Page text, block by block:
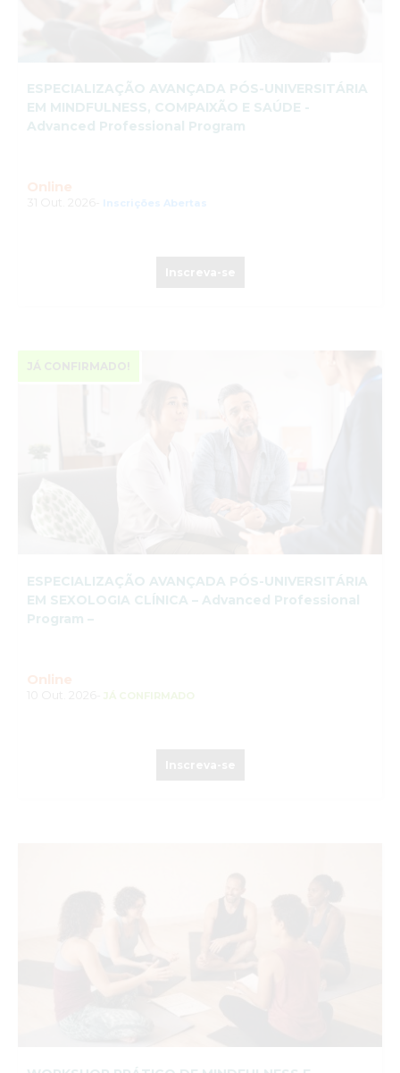
ESPECIALIZAÇÃO AVANÇADA PÓS-UNIVERSITÁRIA
EM MINDFULNESS, COMPAIXÃO E SAÚDE -
Advanced Professional Program
Online
Inscrições Abertas
JÁ CONFIRMADO!
ESPECIALIZAÇÃO AVANÇADA PÓS-UNIVERSITÁRIA
EM SEXOLOGIA CLÍNICA – Advanced Professional
Program –
Online
JÁ CONFIRMADO